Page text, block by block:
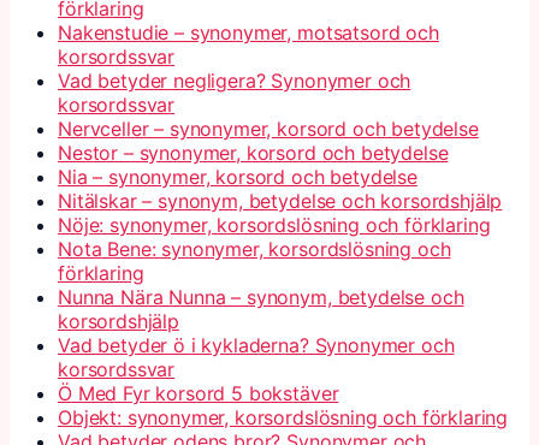
förklaring
Nakenstudie – synonymer, motsatsord och
korsordssvar
Vad betyder negligera? Synonymer och
korsordssvar
Nervceller – synonymer, korsord och betydelse
Nestor – synonymer, korsord och betydelse
Nia – synonymer, korsord och betydelse
Nitälskar – synonym, betydelse och korsordshjälp
Nöje: synonymer, korsordslösning och förklaring
Nota Bene: synonymer, korsordslösning och
förklaring
Nunna Nära Nunna – synonym, betydelse och
korsordshjälp
Vad betyder ö i kykladerna? Synonymer och
korsordssvar
Ö Med Fyr korsord 5 bokstäver
Objekt: synonymer, korsordslösning och förklaring